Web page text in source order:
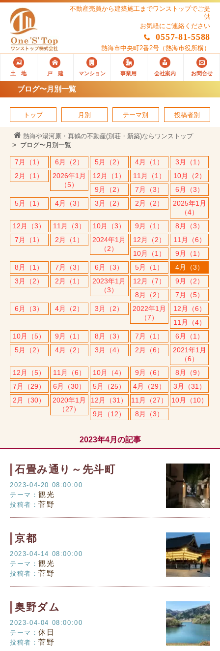
不動産売買から建築施工までワンストップでご提
供
お気軽にご連絡ください
0557-81-5588
熱海市中央町2番2号 （熱海市役所横）
土 地 戸 建 マンション 事業用 会社案内 お問合せ
ブログ〜月別一覧
トップ 月別 テーマ別 投稿者別
熱海や湯河原・真鶴の不動産(別荘・新築)ならワンストップ
ブログ〜月別一覧
7月（1） 6月（2） 5月（2） 4月（1）
3月（1）
2月（1）
2026年1月
（5）
12月（1） 11月（1）
10月（2）
9月（2）
7月（3）
6月（3）
5月（1）
4月（3） 3月（2） 2月（2）
2025年1月
（4）
12月（3）
11月（3） 10月（3） 9月（1）
8月（3）
7月（1）
2月（1）
2024年1月
（2）
12月（2）
11月（6）
10月（1）
9月（1）
8月（1）
7月（3） 6月（3） 5月（1）
4月（3）
3月（2）
2月（1）
2023年1月
（3）
12月（7）
9月（2）
8月（2）
7月（5）
6月（3）
4月（2） 3月（2）
2022年1月
（7）
12月（6）
11月（4）
10月（5）
9月（1） 8月（3） 7月（1）
6月（1）
5月（2）
4月（2） 3月（4） 2月（6）
2021年1月
（6）
12月（5）
11月（6） 10月（4） 9月（6）
8月（9）
7月（29）
6月（30） 5月（25） 4月（29）
3月（31）
2月（30）
2020年1月
（27）
12月（31） 11月（27）
10月（10）
9月（12）
8月（3）
2023年4月の記事
石畳み通り～先斗町
2023-04-20 08:00:00
テーマ：観光
投稿者：菅野
京都
2023-04-14 08:00:00
テーマ：観光
投稿者：菅野
奥野ダム
2023-04-04 08:00:00
テーマ：休日
投稿者：菅野